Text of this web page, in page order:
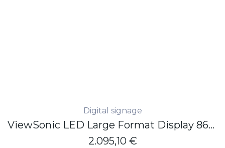
Digital signage
ViewSonic LED Large Format Display 86" - 4K - 500 nits - 24/7 - non touch
2.095,10€